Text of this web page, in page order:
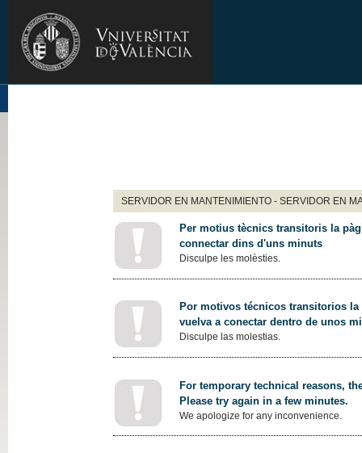
SERVIDOR EN MANTENIMIENTO - SERVIDOR EN
Per motius tècnics transitoris la
connectar dins d'uns minuts
Disculpe les molèsties.
Por motivos técnicos transitorios
vuelva a conectar dentro de unos
Disculpe las molestias.
For temporary technical reasons,
Please try again in a few minutes.
We apologize for any inconvenience.